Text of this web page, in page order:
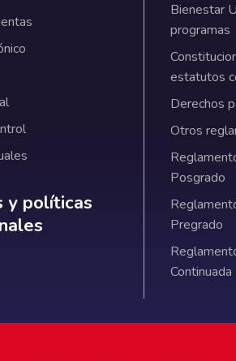
y políticas
y políticas
Bienestar
programas
estatutos
Derechos
Otros
Posgrado
Pregrado
Continuada